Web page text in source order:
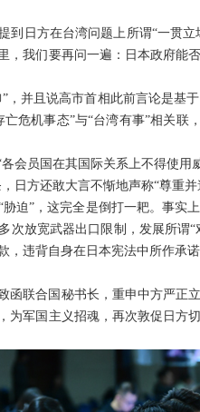
到日方在台湾问题上所谓“一贯
，我们要再问一遍：日本政府能
，并且说高市首相此前言论是
危机事态”与“台湾有事”相关联
会员国在其国际关系上不得使
日方还敢大言不惭地声称“尊重
迫”，这完全是倒打一耙。事
次放宽武器出口限制，发展所谓
违背自身在日本宪法中所作承
联合国秘书长，重申中方严正
为军国主义招魂，再次敦促日方